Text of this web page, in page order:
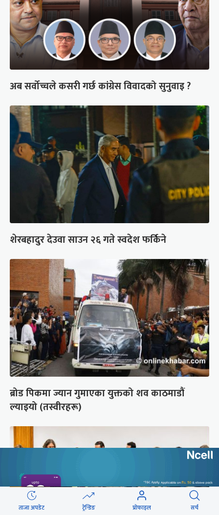
अब सर्वोच्चले कसरी गर्छ कांग्रेस विवादको सुनुवाइ ?
शेरबहादुर देउवा साउन २६ गते स्वदेश फर्किने
ब्रोड पिकमा ज्यान गुमाएका युक्तको शव काठमाडौं
ल्याइयो (तस्वीरहरू)
ताजा अपडेट ट्रेन्डिङ प्रोफाइल सर्च